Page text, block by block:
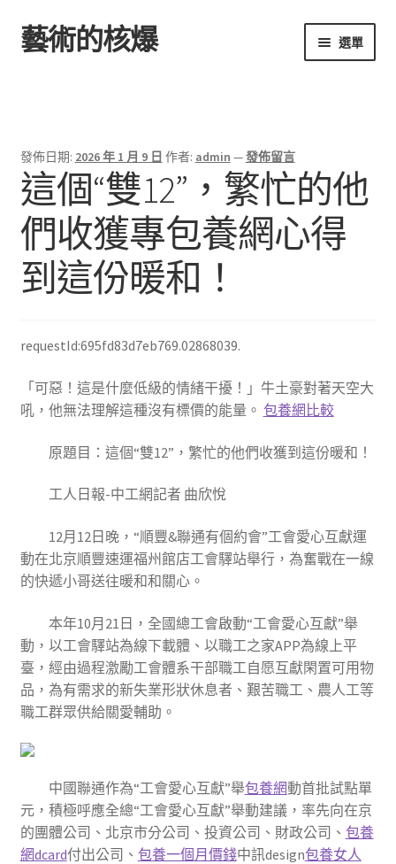
跳
至
跳
至
藝術的核爆 選單
發佈日期: 2026 年 1 月 9 日 作者: admin —發佈留言
這個“雙12”，繁忙的他
們收獲專包養網心得
到這份暖和！
requestId:695fd83d7eb769.02868039.
「可惡！這是什麼低級的情緒干擾！」牛土豪對著天空大
吼，他無法理解這種沒有標價的能量。 包養網比較
原題目：這個“雙12”，繁忙的他們收獲到這份暖和！
工人日報-中工網記者 曲欣悅
12月12日晚，“順豐&聯通有個約會”工會愛心互獻運
動在北京順豐速運福州館店工會驛站舉行，為奮戰在一線
的快遞小哥送往暖和和關心。
本年10月21日，全國總工會啟動“工會愛心互獻”舉
動，以工會驛站為線下載體、以職工之家APP為線上平
臺，經由過程激勵工會體系干部職工自愿互獻閑置可用物
品，為有需求的新失業形狀休息者、艱苦職工、農人工等
職工群眾供給關愛輔助。
中國聯通作為“工會愛心互獻”舉包養網動首批試點單
元，積極呼應全總“工會愛心互獻”舉動建議，率先向在京
的團體公司、北京市分公司、投資公司、財政公司、 包養
網dcard付出公司、 包養一個月價錢中訊design包養女人